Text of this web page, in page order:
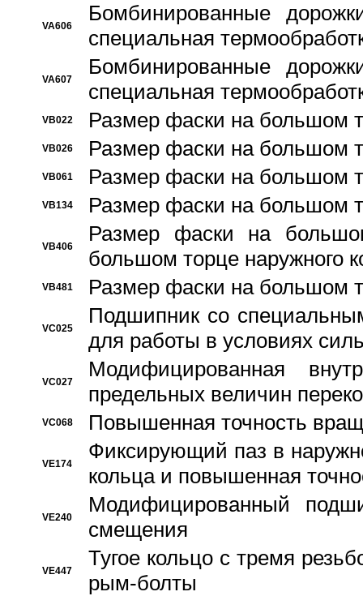
VA606
Бомбинированные
специальная
VA607
Бомбинированные
специальная
VB022 Размер фаски на большом
VB026 Размер фаски на большом
VB061 Размер фаски на большом
VB134 Размер фаски на большом
VB406
Размер фаски на
большом торце наружного
VB481 Размер фаски на большом
VC025
Подшипник со
для работы в условиях
VC027
Модифицированная
предельных величин
VC068 Повышенная точность
VE174
Фиксирующий паз в
кольца и повышенная
VE240
Модифицированный
смещения
VE447
Тугое кольцо с тремя
рым-болты